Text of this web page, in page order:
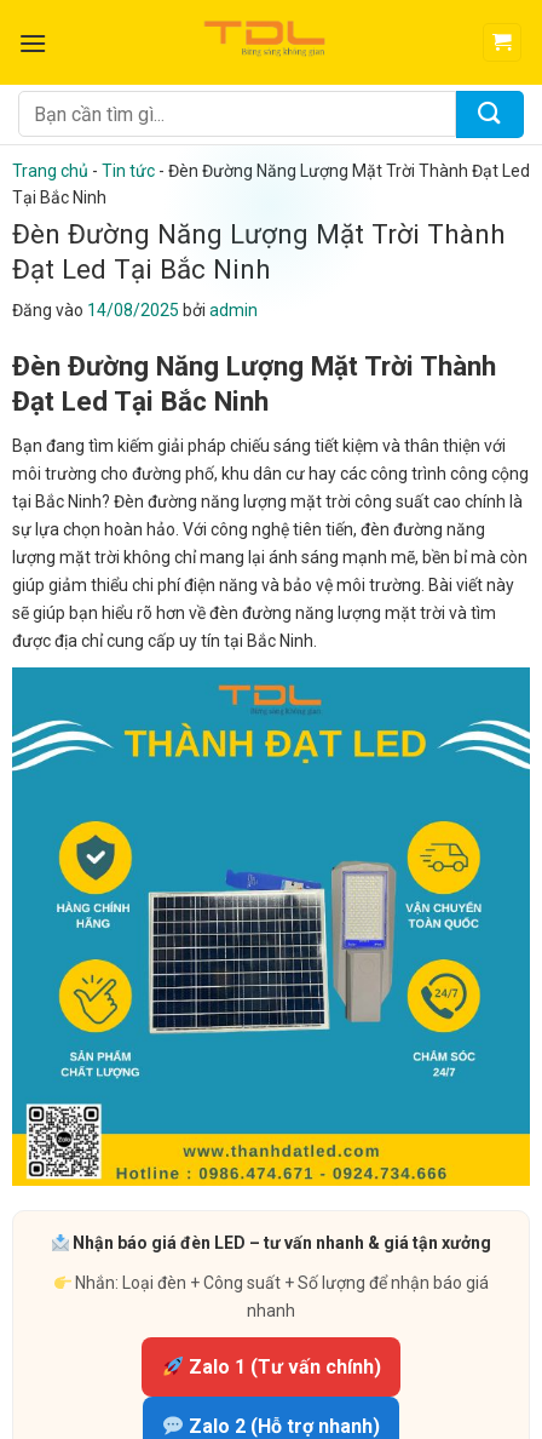
qua
dung
Tìm
kiếm:
Trang chủ - Tin tức - Đèn Đường Năng Lượng Mặt Trời Thành Đạt Led
Tại Bắc Ninh
Đèn Đường Năng Lượng Mặt Trời Thành
Đạt Led Tại Bắc Ninh
Đăng vào 14/08/2025 bởi admin
Đèn Đường Năng Lượng Mặt Trời Thành
Đạt Led Tại Bắc Ninh
Bạn đang tìm kiếm giải pháp chiếu sáng tiết kiệm và thân thiện với
môi trường cho đường phố, khu dân cư hay các công trình công cộng
tại Bắc Ninh? Đèn đường năng lượng mặt trời công suất cao chính là
sự lựa chọn hoàn hảo. Với công nghệ tiên tiến, đèn đường năng
lượng mặt trời không chỉ mang lại ánh sáng mạnh mẽ, bền bỉ mà còn
giúp giảm thiểu chi phí điện năng và bảo vệ môi trường. Bài viết này
sẽ giúp bạn hiểu rõ hơn về đèn đường năng lượng mặt trời và tìm
được địa chỉ cung cấp uy tín tại Bắc Ninh.
Nhận báo giá đèn LED – tư vấn nhanh & giá tận xưởng
Nhắn: Loại đèn + Công suất + Số lượng để nhận báo giá
nhanh
Zalo 1 (Tư vấn chính)
Zalo 2 (Hỗ trợ nhanh)